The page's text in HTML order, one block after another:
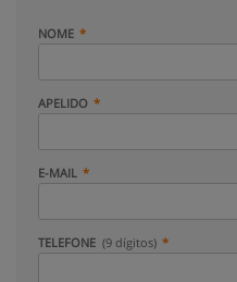
NOME
APELIDO
E-MAIL
TELEFONE (9 dígitos)